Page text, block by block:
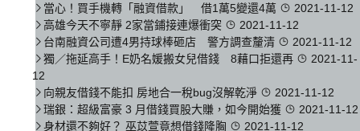
當心！買手機轉「融資借款」 借1萬5變還4萬
2021-11-12
高雄今天不寧靜 2家當鋪接連爆衝突
2021-11-12
台南融資公司遭4男持球棒砸店 警方調查釐清
2021-11-12
獨／拖延高手！E奶名媛搬女兒借錢 8藉口拒還再
2021-11-
12
向親友借錢不能扣 房地合一稅bug沒解乾淨
2021-11-12
瑞銀：超級富豪 3 月借錢買股大賺，如今開始獲
2021-11-12
身材還不夠好？ 巫苡萱竟想借錢隆胸
2021-11-12